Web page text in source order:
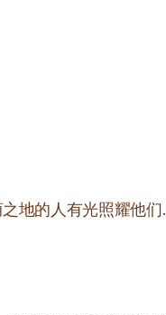
地的人有光照耀他